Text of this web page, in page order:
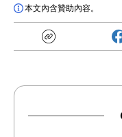
本文內含贊助內容。